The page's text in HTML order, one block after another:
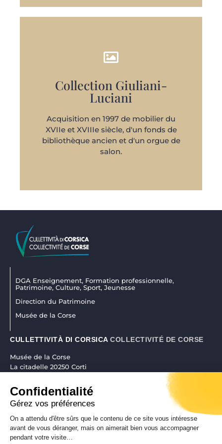
Confidentialité
Gérez vos préférences
On a attendu d'être sûrs que le contenu de ce site vous intéresse
avant de vous déranger, mais on aimerait bien vous accompagner
pendant votre visite…
Collection Giuliani-
Luciani
Acquisition en 1997 de mobilier du
XVIIe et XVIIIe siècle, d'un fonds de
bibliothèque ancien et d'un orgue de
salon.
DÉCOUVRIR
DGA Enseignement, Formation professionnelle,
Patrimoine, Culture, Sport, Jeunesse
Direction du Patrimoine
Musée de la Corse
CULLETTIVITÀ DI CORSICA COLLECTIVITÉ DE CORSE
Musée de la Corse
La citadelle 20250 Corti
museudiacorsica@isula.corsica
RÉALISATION CORSICAWEB |MENTIONS LÉGALES|POLITIQUE DE
CONFIDENTIALITÉ